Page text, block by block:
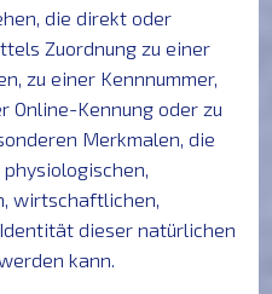
die direkt oder
Zuordnung zu einer
zu einer Kennnummer,
Online-Kennung oder zu
Merkmalen, die
wirtschaftlichen,
dieser natürlichen
kann.